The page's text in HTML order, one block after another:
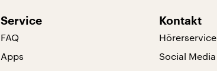
Service
FAQ
Apps
Kontakt
Hörerservice
Social Media